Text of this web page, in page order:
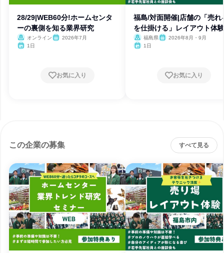
28/29|WEB60分!ホームセンタ
ーの裏側を知る業界研究
オンライン
2026年7月
1日
お気に入り
福島/対面開催|店舗の「売れ
を仕掛ける」レイアウト体験
福島県
2026年8月・9月
1日
お気に入り
この企業の募集 すべて見る